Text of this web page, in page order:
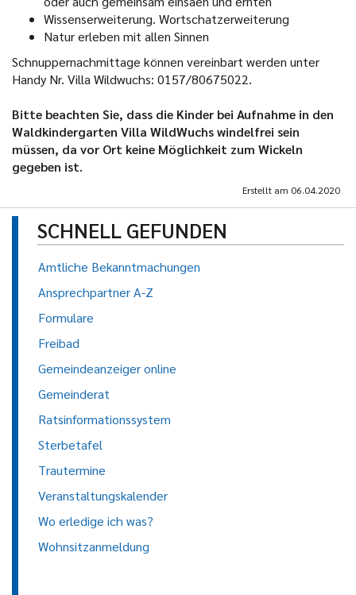
Wissenserweiterung. Wortschatzerweiterung
Natur erleben mit allen Sinnen
Schnuppernachmittage können vereinbart werden unter
Handy Nr. Villa Wildwuchs: 0157/80675022.
Bitte beachten Sie, dass die Kinder bei Aufnahme in den
Waldkindergarten Villa WildWuchs windelfrei sein
müssen, da vor Ort keine Möglichkeit zum Wickeln
gegeben ist.
Erstellt am 06.04.2020
SCHNELL GEFUNDEN
Amtliche Bekanntmachungen
Ansprechpartner A-Z
Formulare
Freibad
Gemeindeanzeiger online
Gemeinderat
Ratsinformationssystem
Sterbetafel
Trautermine
Veranstaltungskalender
Wo erledige ich was?
Wohnsitzanmeldung